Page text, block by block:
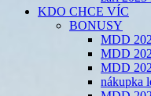
KDO CHCE VÍC
BONUSY
MDD
MDD
MDD
nákupka